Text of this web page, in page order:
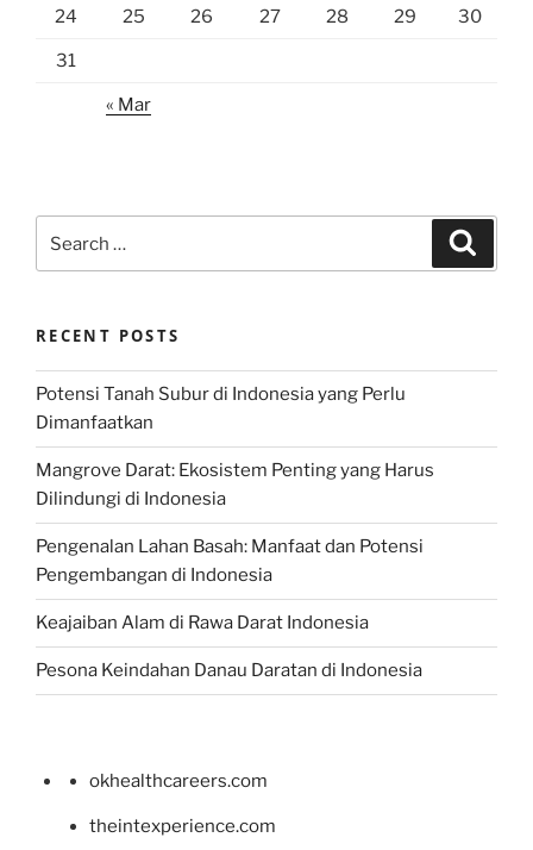
24 25 26 27 28 29 30
31
« Mar
for:
RECENT POSTS
Potensi Tanah Subur di Indonesia yang Perlu
Dimanfaatkan
Mangrove Darat: Ekosistem Penting yang Harus
Dilindungi di Indonesia
Pengenalan Lahan Basah: Manfaat dan Potensi
Pengembangan di Indonesia
Keajaiban Alam di Rawa Darat Indonesia
Pesona Keindahan Danau Daratan di Indonesia
okhealthcareers.com
theintexperience.com